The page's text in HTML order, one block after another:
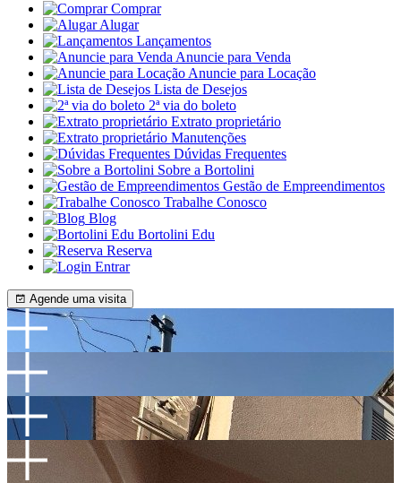
Comprar
Alugar
Lançamentos
Anuncie para Venda
Anuncie para Locação
Lista de Desejos
2ª via do boleto
Extrato proprietário
Manutenções
Dúvidas Frequentes
Sobre a Bortolini
Gestão de Empreendimentos
Trabalhe Conosco
Blog
Bortolini Edu
Reserva
Entrar
Agende uma visita